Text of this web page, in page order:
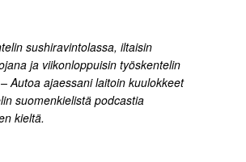
sushiravintolassa, iltaisin
ja viikonloppuisin työskentelin
Autoa ajaessani laitoin kuulokkeet
suomenkielistä podcastia
kieltä.